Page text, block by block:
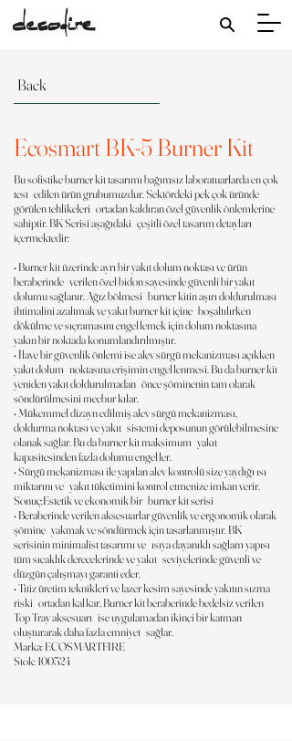
Back
Ecosmart BK-5 Burner Kit
Bu sofistike burner kit tasarımı bağımsız laboratuarlarda en çok
test edilen ürün grubumuzdur. Sektördeki pek çok üründe
görülen tehlikeleri ortadan kaldıran özel güvenlik önlemlerine
sahiptir. BK Serisi aşağıdaki çeşitli özel tasarım detayları
içermektedir:
• Burner kit üzerinde ayrı bir yakıt dolum noktası ve ürün
beraberinde verilen özel bidon sayesinde güvenli bir yakıt
dolumu sağlanır. Ağız bölmesi burner kitin aşırı doldurulması
ihtimalini azaltmak ve yakıt burner kit içine boşaltılırken
dökülme ve sıçramasını engellemek için dolum noktasına
yakın bir noktada konumlandırılmıştır.
• İlave bir güvenlik önlemi ise alev sürgü mekanizması açıkken
yakıt dolum noktasına erişimin engellenmesi. Bu da burner kit
yeniden yakıt doldurulmadan önce şöminenin tam olarak
söndürülmesini mecbur kılar.
• Mükemmel dizayn edilmiş alev sürgü mekanizması,
doldurma noktası ve yakıt sistemi deposunun görülebilmesine
olanak sağlar. Bu da burner kit maksimum yakıt
kapasitesinden fazla dolumu engeller.
• Sürgü mekanizması ile yapılan alev kontrolü size yaydığı ısı
miktarını ve yakıt tüketimini kontrol etmenize imkan verir.
Sonuç:Estetik ve ekonomik bir burner kit serisi
• Beraberinde verilen aksesuarlar güvenlik ve ergonomik olarak
şömine yakmak ve söndürmek için tasarlanmıştır. BK
serisinin minimalist tasarımı ve ısıya dayanıklı sağlam yapısı
tüm sıcaklık derecelerinde ve yakıt seviyelerinde güvenli ve
düzgün çalışmayı garanti eder.
• Titiz üretim teknikleri ve lazer kesim sayesinde yakıtın sızma
riski ortadan kalkar. Burner kit beraberinde bedelsiz verilen
Top Tray aksesuarı ise uygulamadan ikinci bir katman
oluşturarak daha fazla emniyet sağlar.
Marka: ECOSMARTFIRE
Stok: 100524